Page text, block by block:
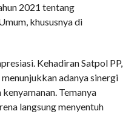
2021 tentang
khususnya di
Kehadiran Satpol PP,
adanya sinergi
Temanya
langsung menyentuh